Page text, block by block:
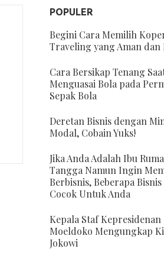
POPULER
Begini Cara Memilih
Traveling yang Aman dan
Cara Bersikap Tenang
Menguasai Bola pada
Sepak Bola
Deretan Bisnis dengan
Modal, Cobain Yuks!
Jika Anda Adalah Ibu
Tangga Namun Ingin
Berbisnis, Beberapa
Cocok Untuk Anda
Kepala Staf Kepresidenan
Moeldoko Mengungkap
Jokowi